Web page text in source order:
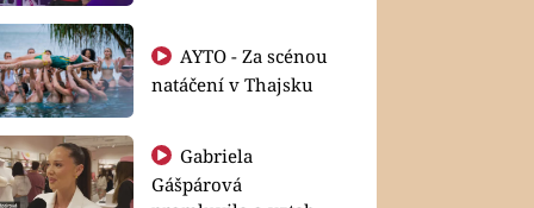
AYTO - Za scénou
natáčení v Thajsku
Gabriela
Gášpárová